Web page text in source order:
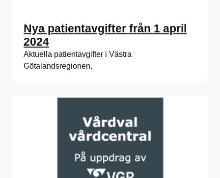
Nya patientavgifter från 1 april
2024
Aktuella patientavgifter i Västra
Götalandsregionen.